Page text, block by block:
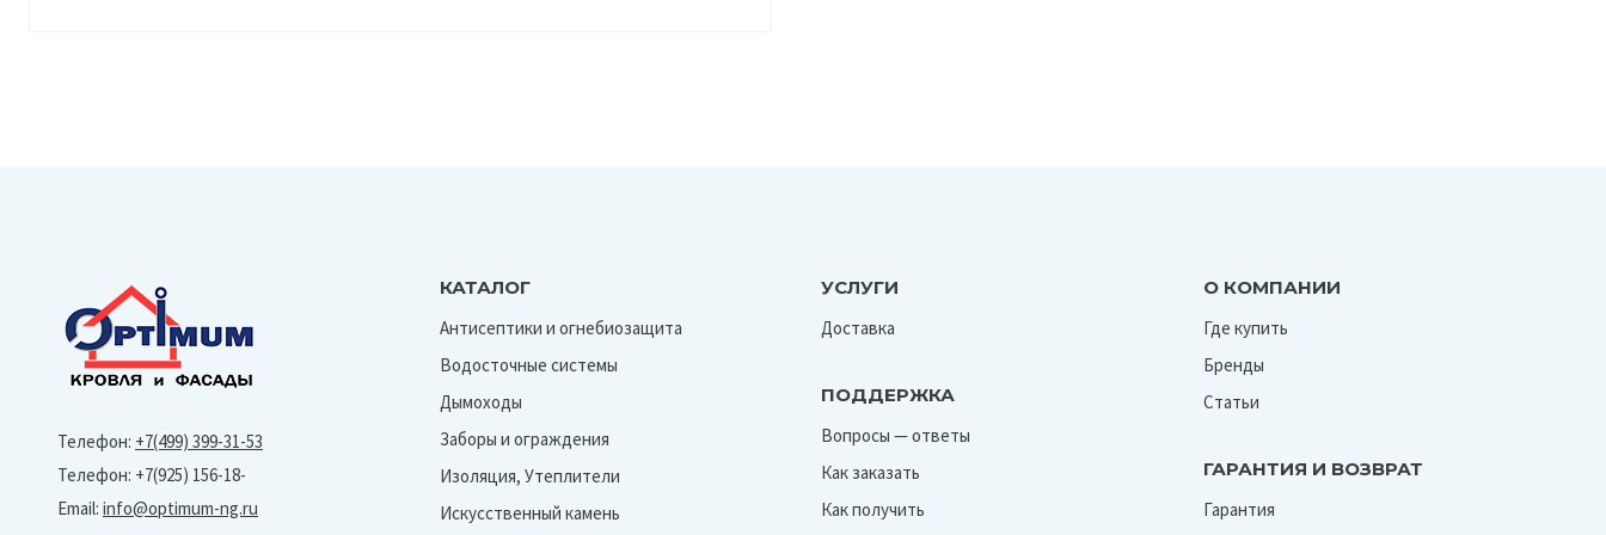
Телефон: +7(499) 399-31-53
Телефон: +7(925) 156-18-
Email: info@optimum-ng.ru
КАТАЛОГ
Антисептики и огнебиозащита
Водосточные системы
Дымоходы
Заборы и ограждения
Изоляция, Утеплители
Искусственный камень
УСЛУГИ
Доставка
ПОДДЕРЖКА
Вопросы — ответы
Как заказать
Как получить
О КОМПАНИИ
Где купить
Бренды
Статьи
ГАРАНТИЯ И ВОЗВРАТ
Гарантия